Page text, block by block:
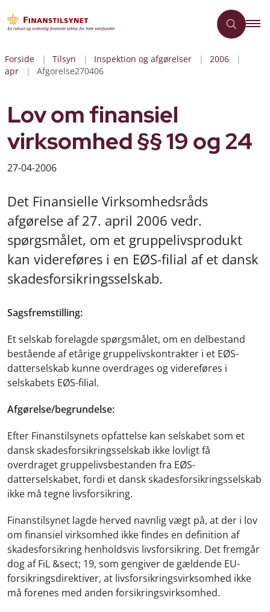
Forside Tilsyn Inspektion og afgørelser
2006
apr
Afgorelse270406
Lov om finansiel
virksomhed §§ 19 og 24
27-04-2006
Det Finansielle Virksomhedsråds
afgørelse af 27. april 2006 vedr.
spørgsmålet, om et gruppelivsprodukt
kan videreføres i en EØS-filial af et dansk
skadesforsikringsselskab.
Sagsfremstilling:
Et selskab forelagde spørgsmålet, om en delbestand
bestående af etårige gruppelivskontrakter i et EØS-
datterselskab kunne overdrages og videreføres i
selskabets EØS-filial.
Afgørelse/begrundelse:
Efter Finanstilsynets opfattelse kan selskabet som et
dansk skadesforsikringsselskab ikke lovligt få
overdraget gruppelivsbestanden fra EØS-
datterselskabet, fordi et dansk skadesforsikringsselskab
ikke må tegne livsforsikring.
Finanstilsynet lagde herved navnlig vægt på, at der i lov
om finansiel virksomhed ikke findes en definition af
skadesforsikring henholdsvis livsforsikring. Det fremgår
dog af FiL &sect; 19, som gengiver de gældende EU-
forsikringsdirektiver, at livsforsikringsvirksomhed ikke
må forenes med anden forsikringsvirksomhed.